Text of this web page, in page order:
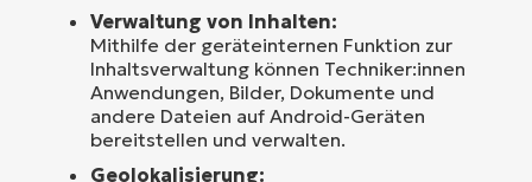
Verwaltung von Inhalten:
Mithilfe der geräteinternen Funktion zur
Inhaltsverwaltung können Techniker:innen
Anwendungen, Bilder, Dokumente und
andere Dateien auf Android-Geräten
bereitstellen und verwalten.
Geolokalisierung: